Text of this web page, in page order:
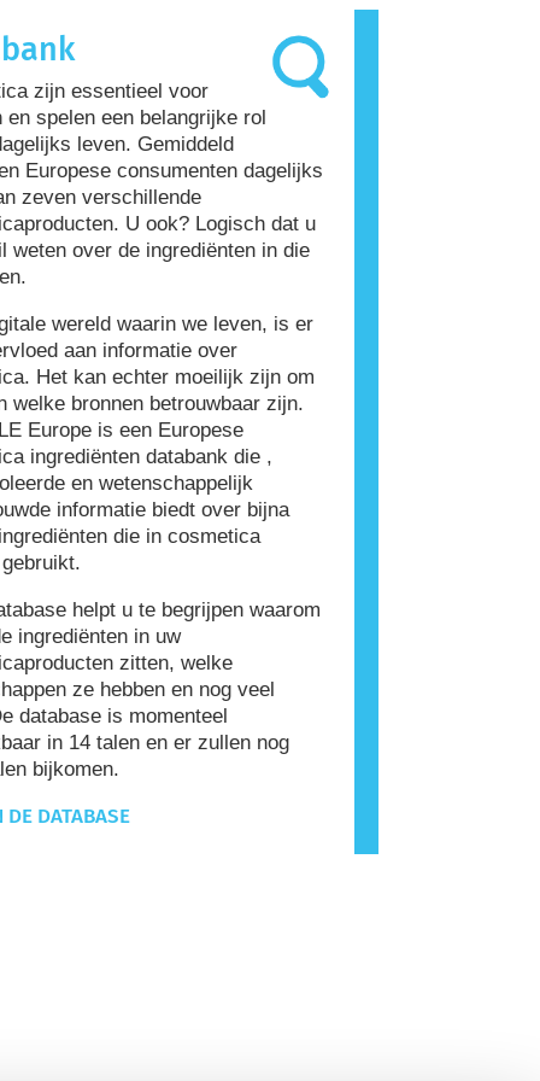
wordt een allergeen
Cosmetica en verzorgingsproducten
allergeen zijn. Dit betekent
product niet veilig is voor anderen
zijn essentieel voor
en spelen een belangrijke rol
leven. Gemiddeld
Europese consumenten dagelijks
zeven verschillende
U ook? Logisch dat u
weten over de ingrediënten in die
wereld waarin we leven, is er
aan informatie over
Het kan echter moeilijk zijn om
welke bronnen betrouwbaar zijn.
Europe is een Europese
ingrediënten databank die ,
en wetenschappelijk
informatie biedt over bijna
die in cosmetica
helpt u te begrijpen waarom
ingrediënten in uw
zitten, welke
ze hebben en nog veel
database is momenteel
in 14 talen en er zullen nog
bijkomen.
DE DATABASE